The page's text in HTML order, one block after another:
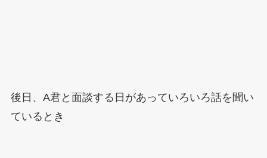
後日、 A君と面談する日があっていろいろ話を聞い
ているとき